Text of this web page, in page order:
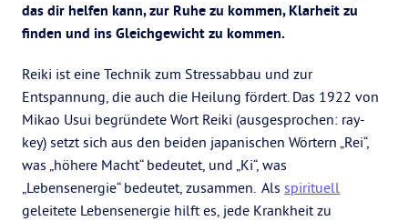
das dir helfen kann, zur Ruhe zu kommen, Klarheit zu
finden und ins Gleichgewicht zu kommen.
Reiki ist eine Technik zum Stressabbau und zur
Entspannung, die auch die Heilung fördert. Das 1922 von
Mikao Usui begründete Wort Reiki (ausgesprochen: ray-
key) setzt sich aus den beiden japanischen Wörtern „Rei“,
was „höhere Macht“ bedeutet, und „Ki“, was
„Lebensenergie“ bedeutet, zusammen. Als spirituell
geleitete Lebensenergie hilft es, jede Krankheit zu